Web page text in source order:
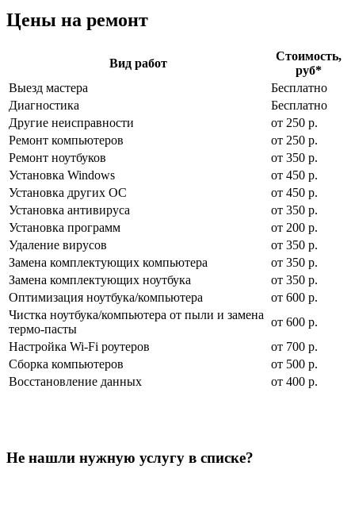
Цены на ремонт
Вид работ
Стоимость,
руб*
Выезд мастера
Бесплатно
Диагностика
Бесплатно
Другие неисправности
от 250 р.
Ремонт компьютеров
от 250 р.
Ремонт ноутбуков
от 350 р.
Установка Windows
от 450 р.
Установка других ОС
от 450 р.
Установка антивируса
от 350 р.
Установка программ
от 200 р.
Удаление вирусов
от 350 р.
Замена комплектующих компьютера
от 350 р.
Замена комплектующих ноутбука
от 350 р.
Оптимизация ноутбука/компьютера
от 600 р.
Чистка ноутбука/компьютера от пыли и замена
термо-пасты
от 600 р.
Настройка Wi-Fi роутеров
от 700 р.
Сборка компьютеров
от 500 р.
Восстановление данных
от 400 р.
Не нашли нужную услугу в списке?